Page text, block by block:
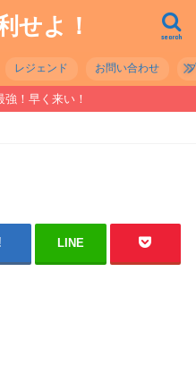
せよ！ search
レジェンド お問い合わせ
！早く来い！
LINE